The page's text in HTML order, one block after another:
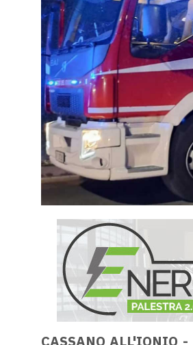
CASSANO ALL'IONIO -